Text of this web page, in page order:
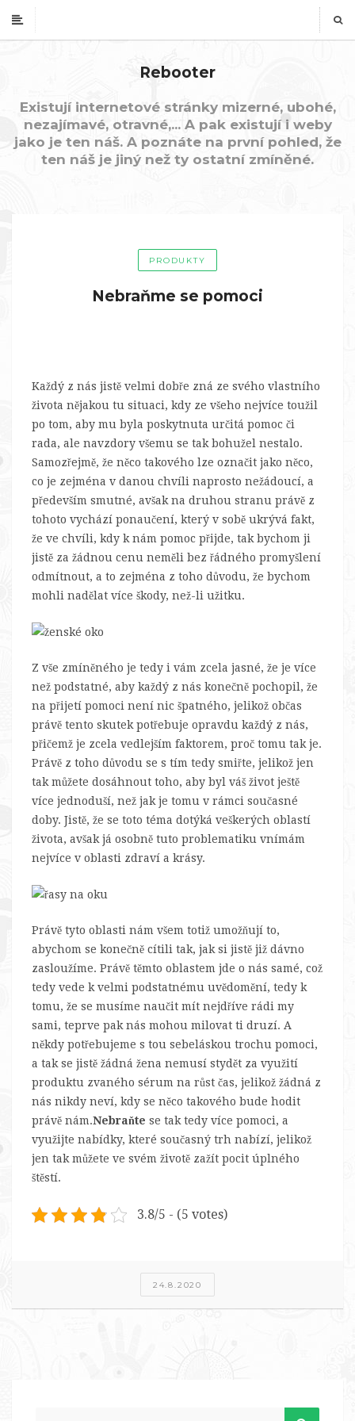
Rebooter
Existují internetové stránky mizerné, ubohé,
nezajímavé, otravné,... A pak existují i weby
jako je ten náš. A poznáte na první pohled, že
ten náš je jiný než ty ostatní zmíněné.
PRODUKTY
Nebraňme se pomoci
Každý z nás jistě velmi dobře zná ze svého vlastního
života nějakou tu situaci, kdy ze všeho nejvíce toužil
po tom, aby mu byla poskytnuta určitá pomoc či
rada, ale navzdory všemu se tak bohužel nestalo.
Samozřejmě, že něco takového lze označit jako něco,
co je zejména v danou chvíli naprosto nežádoucí, a
především smutné, avšak na druhou stranu právě z
tohoto vychází ponaučení, který v sobě ukrývá fakt,
že ve chvíli, kdy k nám pomoc přijde, tak bychom ji
jistě za žádnou cenu neměli bez řádného promyšlení
odmítnout, a to zejména z toho důvodu, že bychom
mohli nadělat více škody, než-li užitku.
Z vše zmíněného je tedy i vám zcela jasné, že je více
než podstatné, aby každý z nás konečně pochopil, že
na přijetí pomoci není nic špatného, jelikož občas
právě tento skutek potřebuje opravdu každý z nás,
přičemž je zcela vedlejším faktorem, proč tomu tak je.
Právě z toho důvodu se s tím tedy smiřte, jelikož jen
tak můžete dosáhnout toho, aby byl váš život ještě
více jednoduší, než jak je tomu v rámci současné
doby. Jistě, že se toto téma dotýká veškerých oblastí
života, avšak já osobně tuto problematiku vnímám
nejvíce v oblasti zdraví a krásy.
Právě tyto oblasti nám všem totiž umožňují to,
abychom se konečně cítili tak, jak si jistě již dávno
zasloužíme. Právě těmto oblastem jde o nás samé, což
tedy vede k velmi podstatnému uvědomění, tedy k
tomu, že se musíme naučit mít nejdříve rádi my
sami, teprve pak nás mohou milovat ti druzí. A
někdy potřebujeme s tou sebeláskou trochu pomoci,
a tak se jistě žádná žena nemusí stydět za využití
produktu zvaného sérum na růst čas, jelikož žádná z
nás nikdy neví, kdy se něco takového bude hodit
právě nám.Nebraňte se tak tedy více pomoci, a
využijte nabídky, které současný trh nabízí, jelikož
jen tak můžete ve svém životě zažít pocit úplného
štěstí.
3.8/5 - (5 votes)
24.8.2020